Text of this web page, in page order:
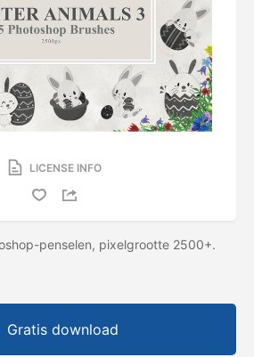
LICENSE INFO
penselen, pixelgrootte 2500+.
Gratis download